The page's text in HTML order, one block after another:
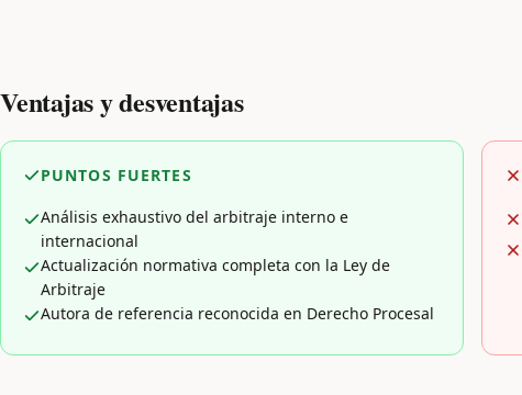
Ventajas y desventajas
PUNTOS FUERTES
Análisis exhaustivo del arbitraje interno e
internacional
Actualización normativa completa con la Ley de
Arbitraje
Autora de referencia reconocida en Derecho Procesal